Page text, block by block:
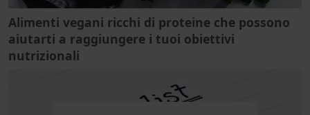
Alimenti vegani ricchi di proteine che possono
aiutarti a raggiungere i tuoi obiettivi
nutrizionali